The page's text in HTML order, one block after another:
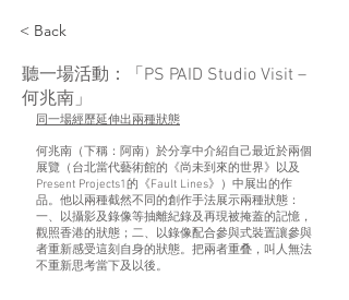
< Back
聽一場活動：「PS PAID Studio Visit –
何兆南」
同一場經歷延伸出兩種狀態
何兆南（下稱：阿南）於分享中介紹自己最近於兩個
展覽（台北當代藝術館的《尚未到來的世界》以及
Present Projects1的《Fault Lines》）中展出的作
品。他以兩種截然不同的創作手法展示兩種狀態：
一、以攝影及錄像等抽離紀錄及再現被掩蓋的記憶，
觀照香港的狀態；二、以錄像配合參與式裝置讓參與
者重新感受這刻自身的狀態。把兩者重叠，叫人無法
不重新思考當下及以後。